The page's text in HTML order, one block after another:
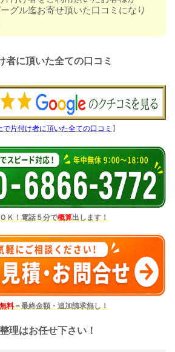
グル迄お寄せ頂いた口コミになり
者に頂いた全ての口コミ
で片付け者に頂いた全ての口コミ 】
Ｋ！電話５分で概算出します！
無料＝最終金額・追加請求無し！
理はお任せ下さい！